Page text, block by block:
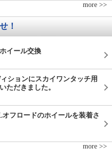
more >>
！
イール交換
ションにスカイワンタッチ用
ただきました。
フロードのホイールを装着さ
more >>